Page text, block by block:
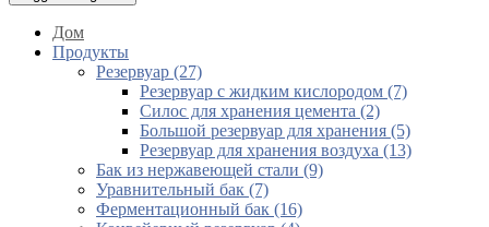
Дом
Продукты
Резервуар (27)
Резервуар с жидким кислородом (7)
Силос для хранения цемента (2)
Большой резервуар для хранения (5)
Резервуар для хранения воздуха (13)
Бак из нержавеющей стали (9)
Уравнительный бак (7)
Ферментационный бак (16)